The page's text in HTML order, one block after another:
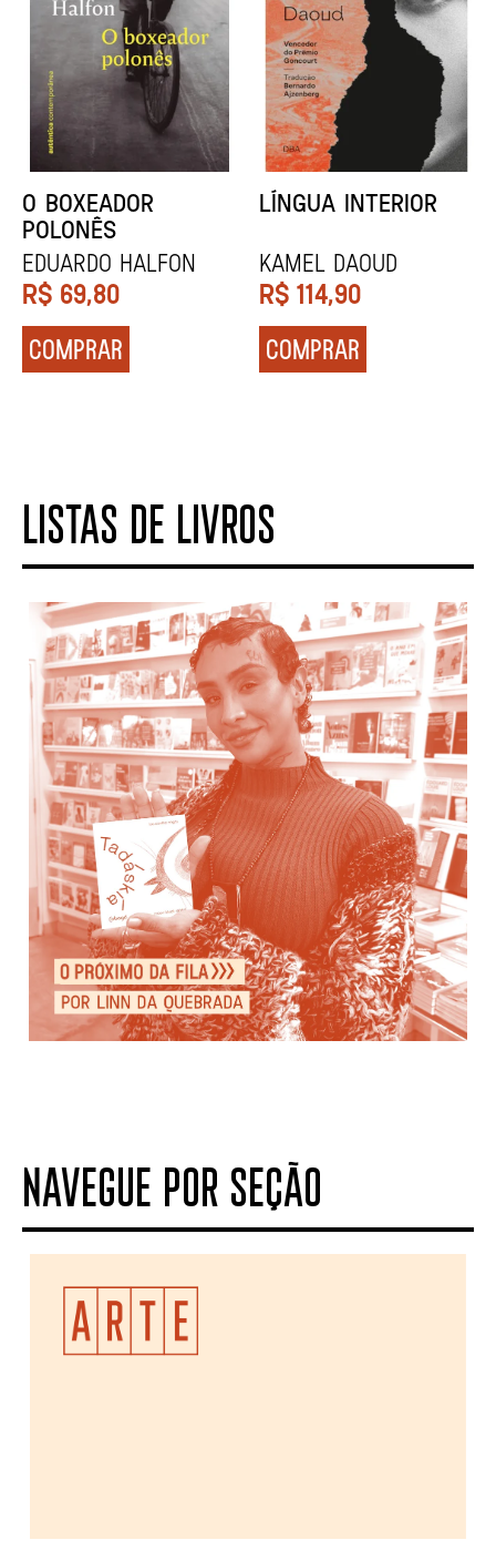
DENTES BRANCOS
Zadie Smith
R$ 129,90
COMPRAR
UCRÂNIA
Andrei Kurkov
R$ 139,90
COMPRAR
LISTAS DE LIVROS
NAVEGUE POR SEÇÃO